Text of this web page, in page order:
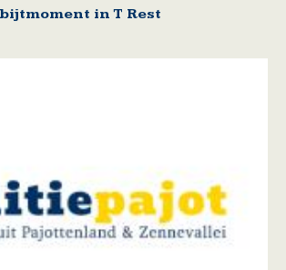
in T Rest